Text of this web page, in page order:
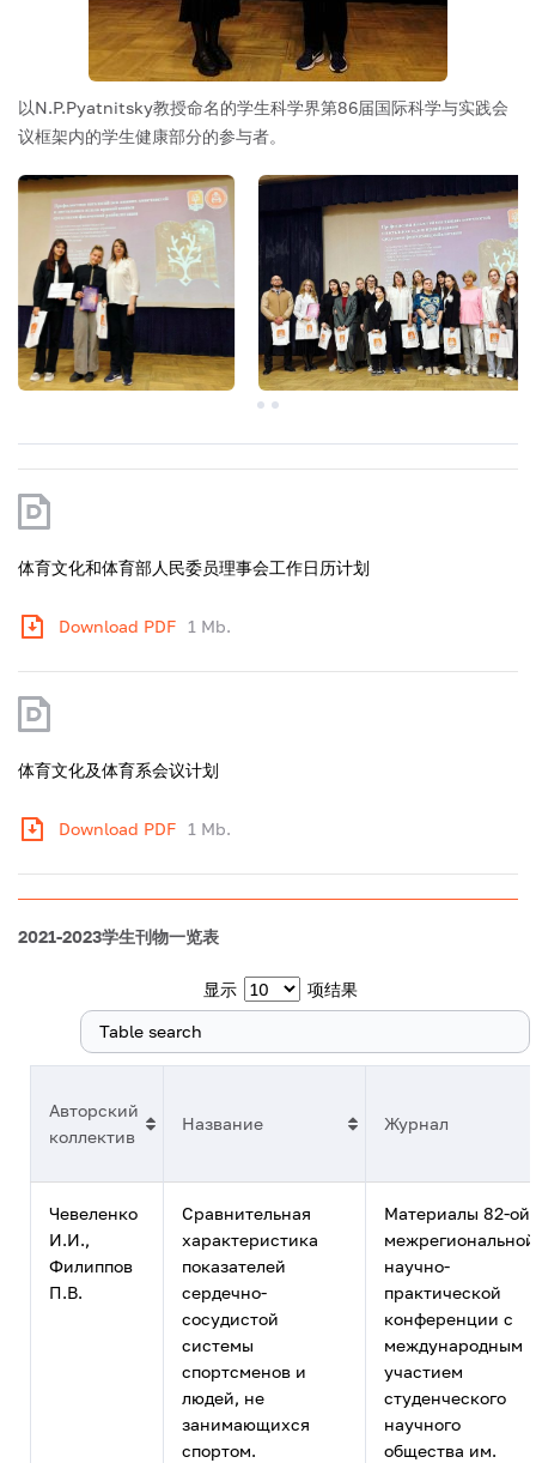
以N.P.Pyatnitsky教授命名的学生科学界第86届国际科学与实践会
议框架内的学生健康部分的参与者。
体育文化和体育部人民委员理事会工作日历计划
Download PDF 1 Mb.
体育文化及体育系会议计划
Download PDF 1 Mb.
2021-2023学生刊物一览表
显示 项结果
Авторский
коллектив
Название Журнал
Чевеленко
И.И.,
Филиппов
П.В.
Сравнительная
характеристика
показателей
сердечно-
сосудистой
системы
спортсменов и
людей, не
занимающихся
спортом.
Материалы 82-ой
межрегиональной
научно-
практической
конференции с
международным
участием
студенческого
научного
общества им.